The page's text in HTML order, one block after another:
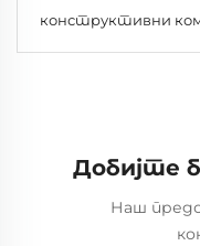
конструктивни
Склади
Добијте
Наш